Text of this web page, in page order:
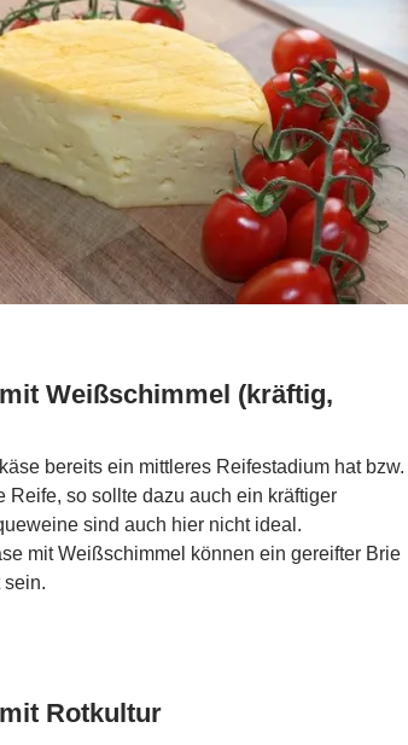
Weißschimmel (kräftig,
bereits ein mittleres Reifestadium hat bzw.
Reife, so sollte dazu auch ein kräftiger
sind auch hier nicht ideal.
mit Weißschimmel können ein gereifter Brie
sein.
Rotkultur